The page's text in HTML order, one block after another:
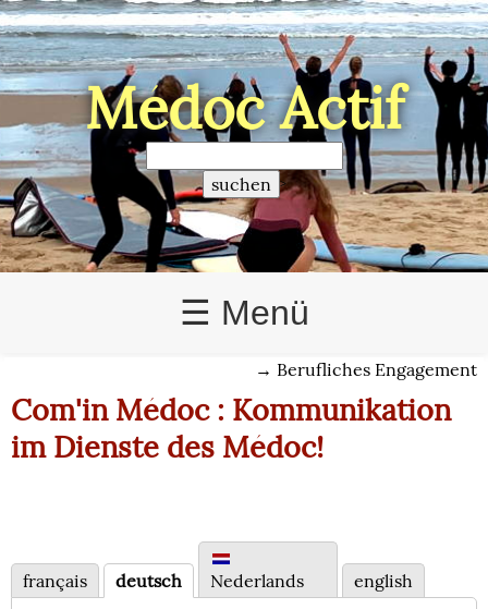
Médoc Actif
>
☰ Menü
→ Berufliches Engagement
Com'in Médoc : Kommunikation
im Dienste des Médoc!
français deutsch Nederlands english